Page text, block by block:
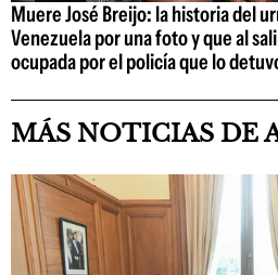
Muere José Breijo: la historia del
Venezuela por una foto y que al
ocupada por el policía que lo
MÁS NOTICIAS DE